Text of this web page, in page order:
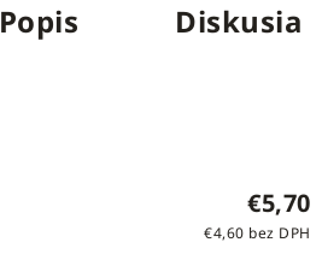
Popis Diskusia
€5,70
€4,60 bez DPH